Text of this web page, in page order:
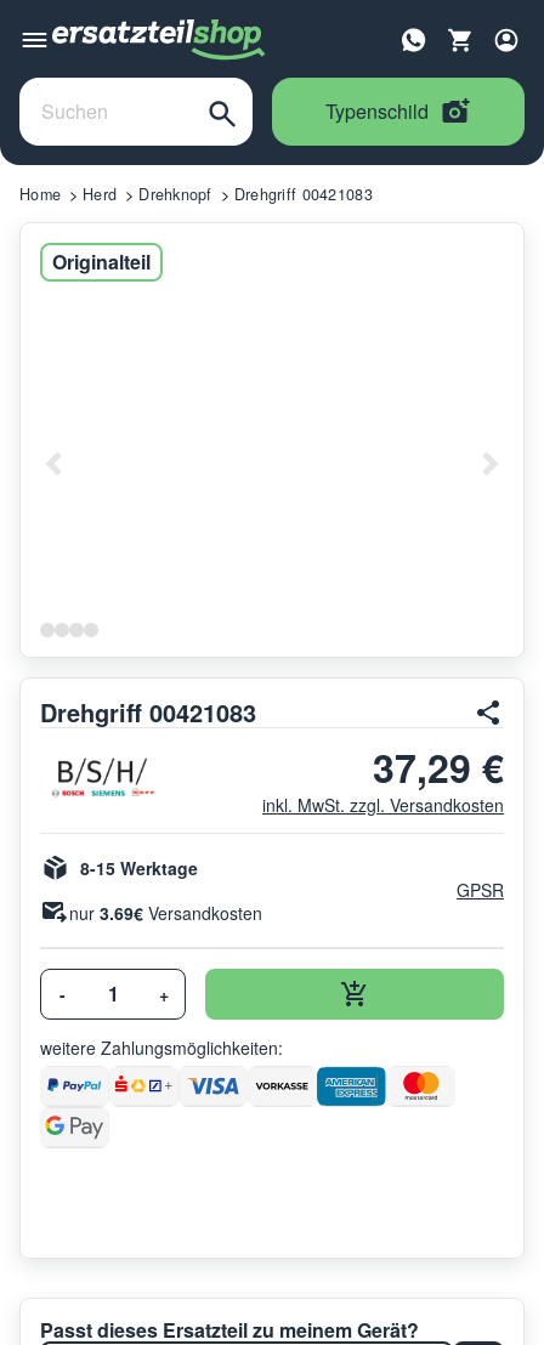
Typenschild
Home Herd Drehknopf Drehgriff 00421083
Originalteil
Drehgriff 00421083
37,29 €
inkl. MwSt. zzgl. Versandkosten
8-15 Werktage
nur 3.69€ Versandkosten
GPSR
- +
weitere Zahlungsmöglichkeiten:
Passt dieses Ersatzteil zu meinem Gerät?